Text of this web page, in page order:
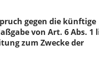
gegen die künftige
von Art. 6 Abs. 1
zum Zwecke der